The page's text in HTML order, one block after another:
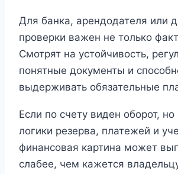
Для банка, арендодателя или
проверки важен не только
Смотрят на устойчивость,
понятные документы и
выдерживать обязательные
Если по счету виден оборот, но
логики резерва, платежей и
финансовая картина может
слабее, чем кажется